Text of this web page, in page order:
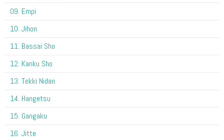
09. Empi
10. Jihon
11. Bassai Sho
12. Kanku Sho
13. Tekki Nidan
14. Hangetsu
15. Gangaku
16. Jitte